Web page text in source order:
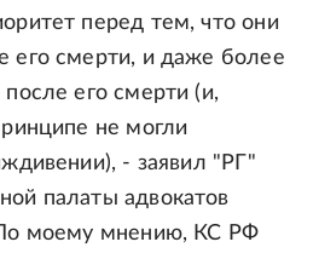
перед тем, что они
его смерти, и даже более
его смерти (и,
не могли
- заявил "РГ"
палаты адвокатов
моему мнению, КС РФ